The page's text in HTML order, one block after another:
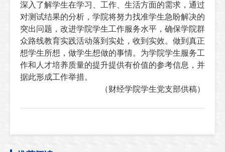
深入了解学生在学习、工作、生活方面的需求，通过
对测试结果的分析，学院将努力找准学生急盼解决的
突出问题，改进学院学生工作服务水平，确保学院群
众路线教育实践活动落到实处，收到实效。做到真正
想学生所想，做学生想做的事情。为学院学生服务工
作和人才培养质量的提升提供有价值的参考信息，并
据此形成工作举措。
（财经学院学生党支部供稿）